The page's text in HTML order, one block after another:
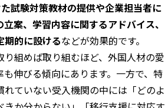
試験対策教材の提供や企業担当者に
案、学習内容に関するアドバイス、
期的に設けるなどが効果的です。
り組めば取り組むほど、外国人材の愛
伸びる傾向にあります。一方で、特
れていない受入機関の中には「どのよ